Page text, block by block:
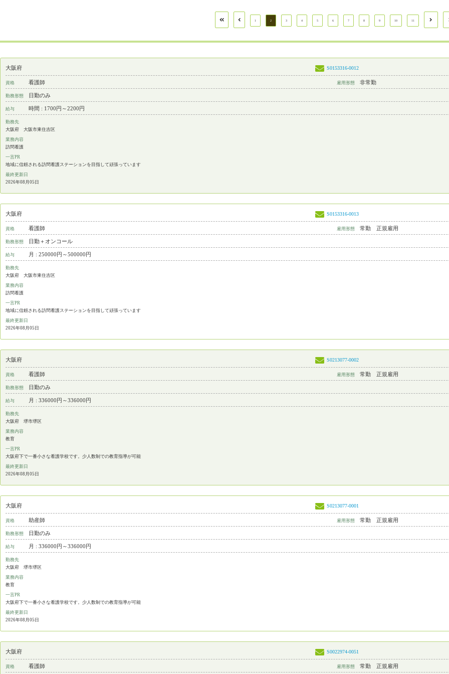
1 2 3 4 5 6 7 8 9 10 11
大阪府 S0153316-0012
資格 看護師 雇用形態 非常勤
勤務形態 日勤のみ
給与 時間 : 1700円～2200円
勤務先
大阪府 大阪市東住吉区
業務内容
訪問看護
一言PR
地域に信頼される訪問看護ステーションを目指して頑張っています
最終更新日
2026年08月05日
大阪府 S0153316-0013
資格 看護師 雇用形態 常勤 正規雇用
勤務形態 日勤＋オンコール
給与 月 : 250000円～500000円
勤務先
大阪府 大阪市東住吉区
業務内容
訪問看護
一言PR
地域に信頼される訪問看護ステーションを目指して頑張っています
最終更新日
2026年08月05日
大阪府 S0213077-0002
資格 看護師 雇用形態 常勤 正規雇用
勤務形態 日勤のみ
給与 月 : 336000円～336000円
勤務先
大阪府 堺市堺区
業務内容
教育
一言PR
大阪府下で一番小さな看護学校です。少人数制での教育指導が可能
最終更新日
2026年08月05日
大阪府 S0213077-0001
資格 助産師 雇用形態 常勤 正規雇用
勤務形態 日勤のみ
給与 月 : 336000円～336000円
勤務先
大阪府 堺市堺区
業務内容
教育
一言PR
大阪府下で一番小さな看護学校です。少人数制での教育指導が可能
最終更新日
2026年08月05日
大阪府 S0022974-0051
資格 看護師 雇用形態 常勤 正規雇用